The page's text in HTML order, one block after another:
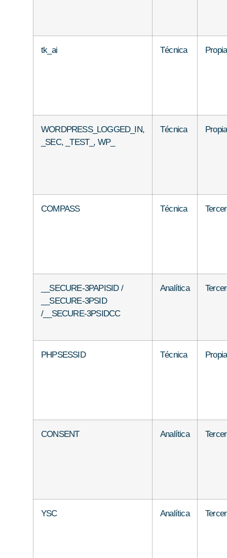
tk_ai Técnica Propia
WORDPRESS_LOGGED_IN,
_SEC, _TEST_, WP_
Técnica Propia
COMPASS Técnica
__SECURE-3PAPISID /
__SECURE-3PSID
/__SECURE-3PSIDCC
Analítica
PHPSESSID Técnica Propia
CONSENT Analítica
YSC Analítica